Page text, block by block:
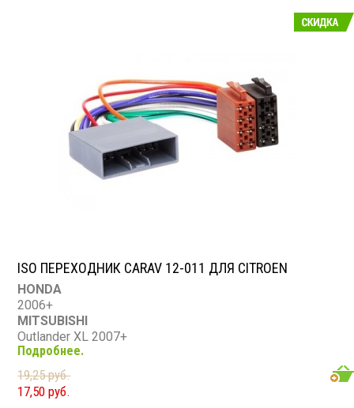
ISO ПЕРЕХОДНИК CARAV 12-011 ДЛЯ CITROEN
HONDA
2006+
MITSUBISHI
Outlander XL 2007+
PEUGEOT
(4007) 2007+
CITROEN
C-Crosser 2007+
Подробнее.
19,25 руб.
17,50 руб.